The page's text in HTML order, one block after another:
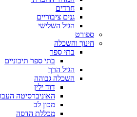
חרדים
גנים ציבוריים
הגיל השלישי
ספורט
חינוך והשכלה
בתי ספר
בתי ספר תיכוניים
הגיל הרך
השכלה גבוהה
דוד ילין
האוניברסיטה
מכון לב
מכללת הדסה